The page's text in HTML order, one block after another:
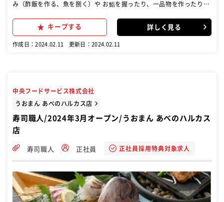
み（酢飯を作る、魚を捌く）や お鮨を握ったり、一品物を作ったりの
キープする 詳しく見る
作成日：2024.02.11 更新日：2024.02.11
中央フードサービス株式会社
うおまん あべのハルカス店
寿司職人/2024年3月オープン/うおまん あべのハルカス
店
寿司職人 正社員 正社員採用特典対象求人